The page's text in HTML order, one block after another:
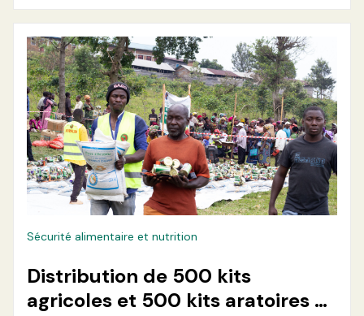
Sécurité alimentaire et nutrition
Distribution de 500 kits
agricoles et 500 kits aratoires à